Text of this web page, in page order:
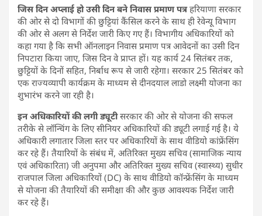
जिस दिन अप्लाई हो उसी दिन बने निवास प्रमाण पत्रहरियाणा सरकार
की ओर से दो विभागों की छुट्टियां कैंसिल करने के साथ ही रेवेन्यू विभाग
की ओर से अलग से निर्देश जारी किए गए हैं। विभागीय अधिकारियों को
कहा गया है कि सभी ऑनलाइन निवास प्रमाण पत्र आवेदनों का उसी दिन
निपटारा किया जाए, जिस दिन वे प्राप्त हों। यह कार्य 24 सितंबर तक,
छुट्टियों के दिनों सहित, निर्बाध रूप से जारी रहेगा। सरकार 25 सितंबर को
एक राज्यव्यापी कार्यक्रम के माध्यम से दीनदयाल लाडो लक्ष्मी योजना का
शुभारंभ करने जा रही है।
इन अधिकारियों की लगी ड्यूटीसरकार की ओर से योजना की सफल
तरीके से लॉन्चिंग के लिए सीनियर अधिकारियों की ड्यूटी लगाई गई है। ये
अधिकारी लगातार जिला स्तर पर अधिकारियों के साथ वीडियो कांफ्रेंसिंग
कर रहे हैं। तैयारियों के संबंध में, अतिरिक्त मुख्य सचिव (सामाजिक न्याय
एवं अधिकारिता) जी अनुपमा और अतिरिक्त मुख्य सचिव (स्वास्थ्य) सुधीर
राजपाल जिला अधिकारियों (DC) के साथ वीडियो कॉन्फ्रेंसिंग के माध्यम
से योजना की तैयारियों की समीक्षा की और कुछ आवश्यक निर्देश जारी
कर रहे हैं।